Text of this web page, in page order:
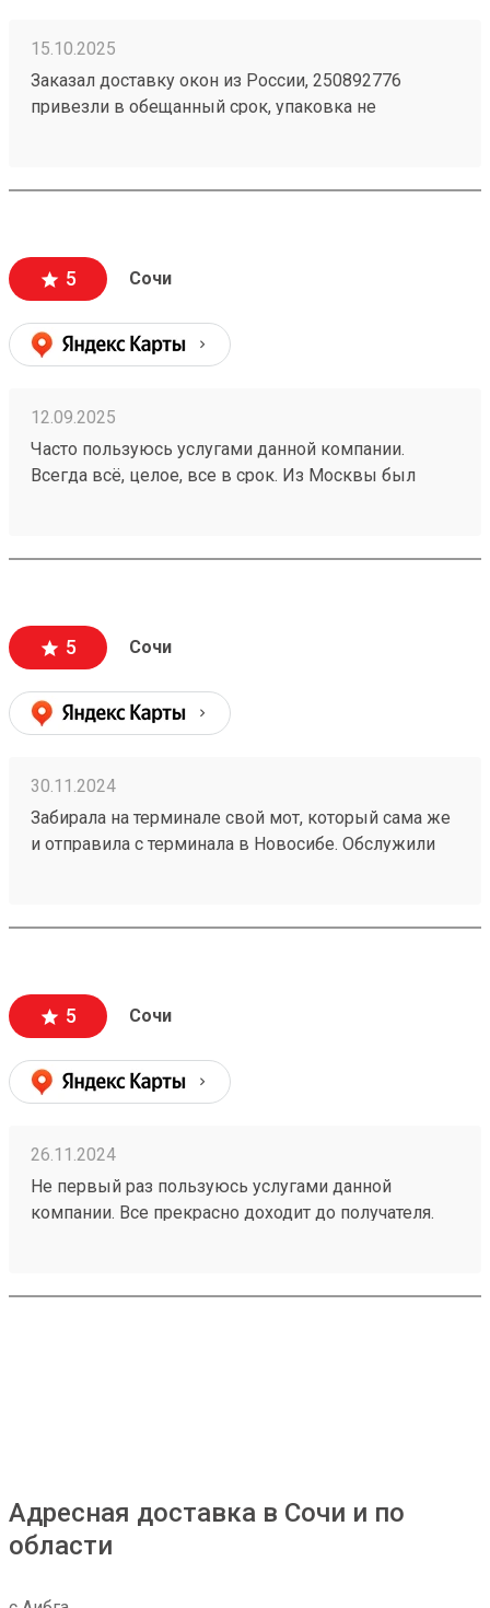
15.10.2025
Заказал доставку окон из России, 250892776
привезли в обещанный срок, упаковка не
дешево.
5 Сочи
12.09.2025
Часто пользуюсь услугами данной компании.
Всегда всё, целое, все в срок. Из Москвы был
5 Сочи
30.11.2024
Забирала на терминале свой мот, который сама же
и отправила с терминала в Новосибе. Обслужили
отслеживала его перемещение по треку.
стартом в мотопутешествие, за что отдельная им
благодарность :) Поедем обязательно с компанией
5 Сочи
26.11.2024
Не первый раз пользуюсь услугами данной
компании. Все прекрасно доходит до получателя.
по минимуму. Расположение офиса немного
Адресная доставка в Сочи и по
области